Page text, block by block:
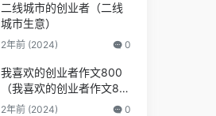
二线城市的创业者（二线
城市生意）
2年前 (2024) 0
我喜欢的创业者作文800
（我喜欢的创业者作文80
0字左右）
2年前 (2024) 0